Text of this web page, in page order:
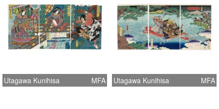
Utagawa Kunihisa MFA Utagawa Kunihisa MFA